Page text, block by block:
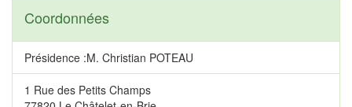
Coordonnées
Présidence :M. Christian POTEAU
1 Rue des Petits Champs